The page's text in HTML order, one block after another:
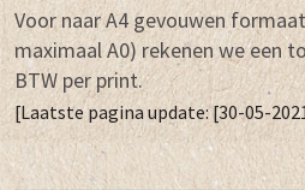
Voor naar A4 gevouwen
maximaal A0) rekenen we een
BTW per print.
[Laatste pagina update: [30-05-